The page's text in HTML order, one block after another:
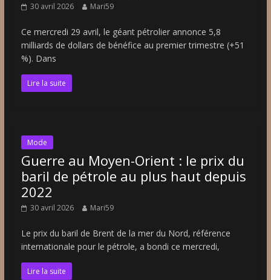
30 avril 2026 Mari59
Ce mercredi 29 avril, le géant pétrolier annonce 5,8
milliards de dollars de bénéfice au premier trimestre (+51
%). Dans
Lire la suite
Mode
Guerre au Moyen-Orient : le prix du
baril de pétrole au plus haut depuis
2022
30 avril 2026 Mari59
Le prix du baril de Brent de la mer du Nord, référence
internationale pour le pétrole, a bondi ce mercredi,
Lire la suite